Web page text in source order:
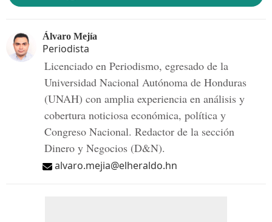
Álvaro Mejía
Periodista
Licenciado en Periodismo, egresado de la
Universidad Nacional Autónoma de Honduras
(UNAH) con amplia experiencia en análisis y
cobertura noticiosa económica, política y
Congreso Nacional. Redactor de la sección
Dinero y Negocios (D&N).
alvaro.mejia@elheraldo.hn